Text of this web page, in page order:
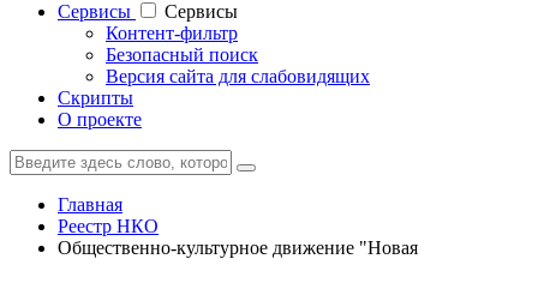
Cервисы
Cервисы
Контент-фильтр
Безопасный поиск
Версия сайта для слабовидящих
Скрипты
О проекте
Главная
Реестр НКО
Общественно-культурное движение "Новая